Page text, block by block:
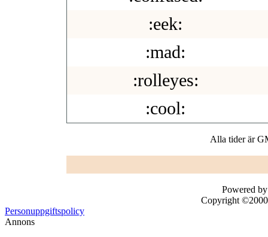
:eek:
:mad:
:rolleyes:
:cool:
Alla tider är
Powered
Copyright ©2000
Personuppgiftspolicy
Annons